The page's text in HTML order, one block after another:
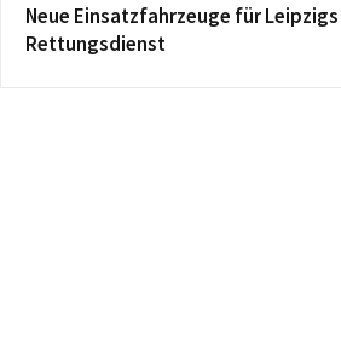
Neue Einsatzfahrzeuge für
Rettungsdienst